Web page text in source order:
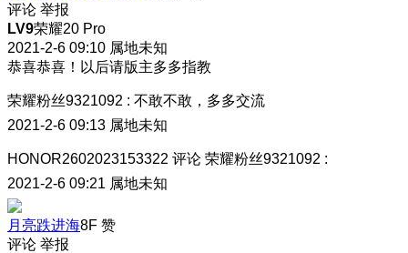
评论 举报
LV9荣耀20 Pro
2021-2-6 09:10 属地未知
恭喜恭喜！以后请版主多多指教
荣耀粉丝9321092 : 不敢不敢，多多交流
2021-2-6 09:13 属地未知
HONOR2602023153322 评论 荣耀粉丝9321092 :
2021-2-6 09:21 属地未知
月亮跌进海8F 赞
评论 举报